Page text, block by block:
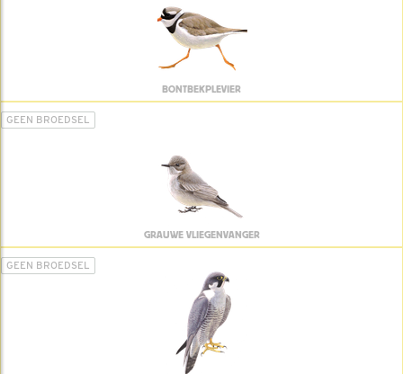
BONTBEKPLEVIER
GEEN BROEDSEL
GRAUWE VLIEGENVANGER
GEEN BROEDSEL